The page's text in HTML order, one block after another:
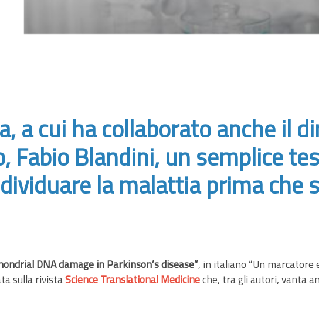
a cui ha collaborato anche il
Fabio Blandini, un semplice
la malattia prima che
DNA damage in Parkinson’s disease”, in italiano “Un marcatore
sulla rivistaScience Translational Medicineche, tra gli autori, vanta